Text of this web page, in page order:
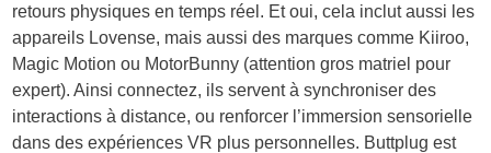
retours physiques en temps réel. Et oui, cela inclut aussi les
appareils Lovense, mais aussi des marques comme Kiiroo,
Magic Motion ou MotorBunny (attention gros matriel pour
expert). Ainsi connectez, ils servent à synchroniser des
interactions à distance, ou renforcer l’immersion sensorielle
dans des expériences VR plus personnelles. Buttplug est